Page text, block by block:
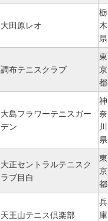
大田原レオ
栃
木
県
調布テニスクラブ
東
京
都
大島フラワーテニスガー
デン
神
奈
川
県
大正セントラルテニスク
ラブ目白
東
京
都
天王山テニス倶楽部
兵
庫